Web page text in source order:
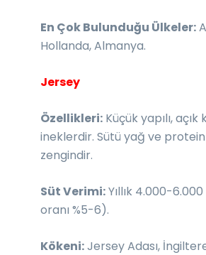
En Çok Bulunduğu Ülkeler:
Hollanda, Almanya.
Jersey
Özellikleri: Küçük yapılı,
ineklerdir. Sütü yağ ve protein
zengindir.
Süt Verimi:Yıllık 4.000-
oranı %5-6).
Kökeni:Jersey Adası,